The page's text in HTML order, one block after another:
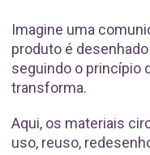
Imagine uma
produto é
seguindo o princípio
transforma.
Aqui, os materiais
uso, reuso,